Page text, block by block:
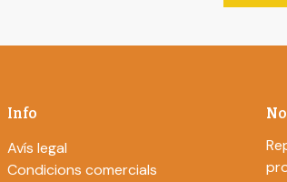
Info
Avís legal
Condicions comercials